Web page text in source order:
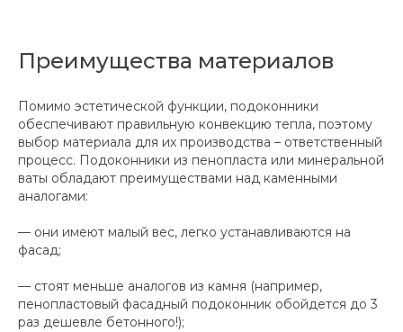
Преимущества материалов
Помимо эстетической функции, подоконники
обеспечивают правильную конвекцию тепла, поэтому
выбор материала для их производства – ответственный
процесс. Подоконники из пенопласта или минеральной
ваты обладают преимуществами над каменными
аналогами:
— они имеют малый вес, легко устанавливаются на
фасад;
— стоят меньше аналогов из камня (например,
пенопластовый фасадный подоконник обойдется до 3
раз дешевле бетонного!);